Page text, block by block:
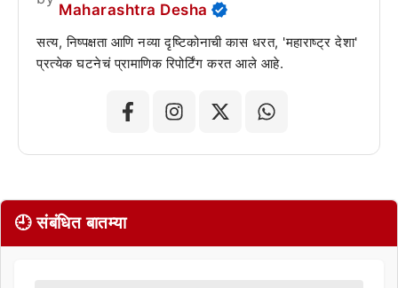
Maharashtra Desha
सत्य, निष्पक्षता आणि नव्या दृष्टिकोनाची कास धरत, 'महाराष्ट्र देशा'
प्रत्येक घटनेचं प्रामाणिक रिपोर्टिंग करत आले आहे.
🕘 संबंधित बातम्या